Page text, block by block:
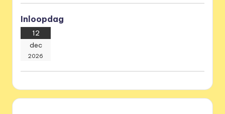
Inloopdag
12
dec
2026